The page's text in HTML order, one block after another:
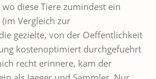
diese Tiere zumindest ein
Vergleich zur
gezielte, von der Oeffentlichkeit
kostenoptimiert durchgefuehrt
recht erinnere, kam der